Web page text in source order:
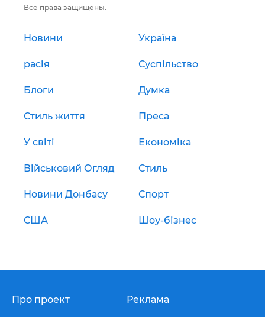
Все права защищены.
Новини Україна
расія Суспільство
Блоги Думка
Стиль життя Преса
У світі Економіка
Військовий Огляд Стиль
Новини Донбасу Спорт
США Шоу-бізнес
Про проект Реклама